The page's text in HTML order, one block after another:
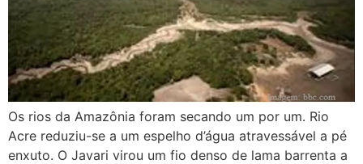
Os rios da Amazônia foram secando um por um. Rio
Acre reduziu-se a um espelho d’água atravessável a pé
enxuto. O Javari virou um fio denso de lama barrenta a